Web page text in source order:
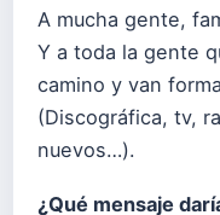
A mucha gente,
Y a toda la gente
camino y van
(Discográfica, tv,
nuevos…).
¿Qué mensaje